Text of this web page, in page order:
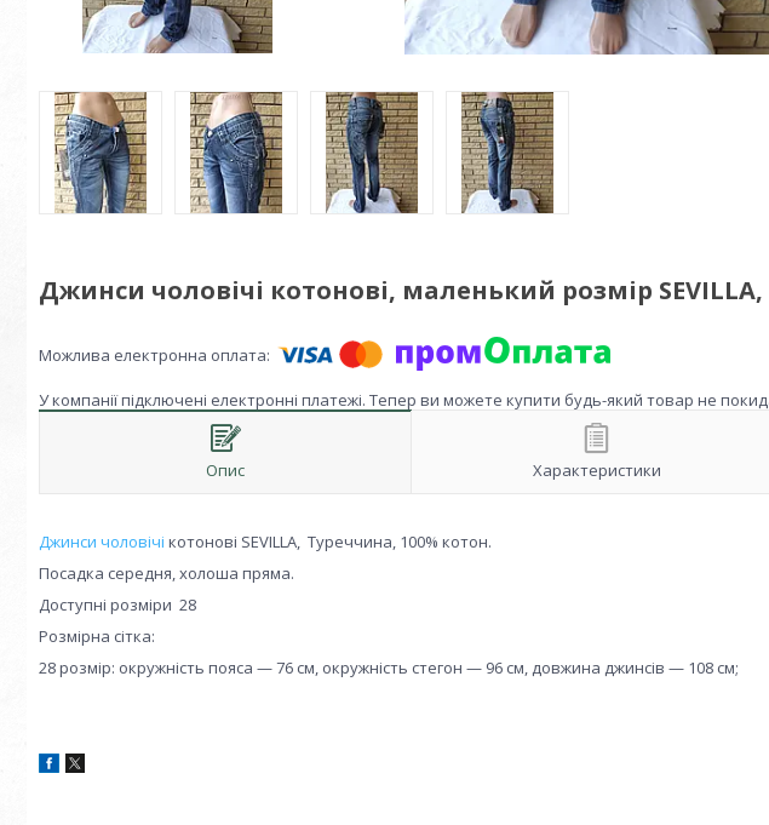
Джинси чоловічі котонові, маленький розмір
У компанії підключені електронні платежі. Тепер ви можете купити будь-який товар не
Опис Характеристики
Джинси чоловічі котонові SEVILLA, Туреччина, 100% котон.
Посадка середня, холоша пряма.
Доступні розміри 28
Розмірна сітка:
28 розмір: окружність пояса — 76 см, окружність стегон — 96 см, довжина джинсів — 108 см;